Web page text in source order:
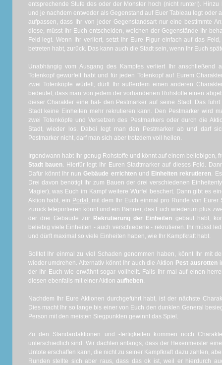
entsprechende Stufe des oder der Monster hoch (nicht runter!).
und je nachdem entweder als Gegenstand auf Euer Tableau legt oder
aufpassen, dass Ihr von jeder Gegenstandsart nur eine bestimmte
diese, müsst Ihr Euch entscheiden, welchen der Gegenstände Ihr
Feld legt. Wenn Ihr verliert, setzt Ihr Eure Figur einfach auf das
betreten habt, zurück. Das kann auch die Stadt sein, wenn Ihr Euch
Unabhängig vom Ausgang des Kampfes verliert Ihr anschließend
Totenkopf gewürfelt habt und für jeden Totenkopf auf Eurem
zwei Totenköpfe würfelt, dürft Ihr außerdem einen anderen
bedeutet, dass man von jedem der vorhandenen Rohstoffe einen
dieser Charakter eine hat- den Pestmarker auf seine Stadt. Das
Stadt keine Einheiten mehr rekrutieren kann. Den Pestmarker wird
zwei Totenköpfe und Versetzen des Pestmarkers oder durch die
Stadt, wieder los. Dabei legt man den Pestmarker ab und darf
Pestmarker nicht, darf man sich aber trotzdem voll heilen.
Irgendwann habt Ihr genug Rohstoffe und könnt auf einem beliebigen,
Stadt bauen. Hierfür legt Ihr Euren Stadtmarker auf dieses Feld.
Dafür könnt Ihr nunGebäude errichtenund Einheiten rekrutieren.
Drei davon benötigt Ihr zum Bauen der drei verschiedenen
Magier), was Euch im Kampf weitere Würfel beschert. Dann gibt es
Aktion habt, ein Portal , mit dem Ihr Euch einmal pro Runde von
zurück teleportieren könnt und ein Banner, das Euch wiederum plus
der drei Gebäude zur Rekrutierung der Einheiten gebaut habt,
beliebig viele Einheiten - auch verschiedene - rekrutieren. Ihr müsst
und dürft maximal so viele Einheiten haben, wie Ihr Kampfkraft habt.
Solltet Ihr einmal zu viel Schaden genommen haben, könnt Ihr mit
wieder umdrehen. Alternativ könnt Ihr auch die Aktion Pest ausrotten
der Ihr Euch wie erwähnt sogar vollheilt. Falls Ihr mal auf einen
diesen ebenfalls mit einer Aktion aufheben.
Nachdem Ihr Eure Aktionen durchgeführt habt, ist der nächste
Dies macht Ihr so lange bis einer von Euch den dunklen General
Person mit den meisten Siegpunkten gewinnt das Spiel.
Zu den Standardaktionen und -fertigkeiten kommen noch
unterschiedlich sind. Wir dachten anfangs, dass der Hexenmeister
Untote erschaffen kann, die nicht zu seiner Kampfkraft dazu zählen,
Runden stellte sich aber raus, dass das ok ist, weil er hierdurch